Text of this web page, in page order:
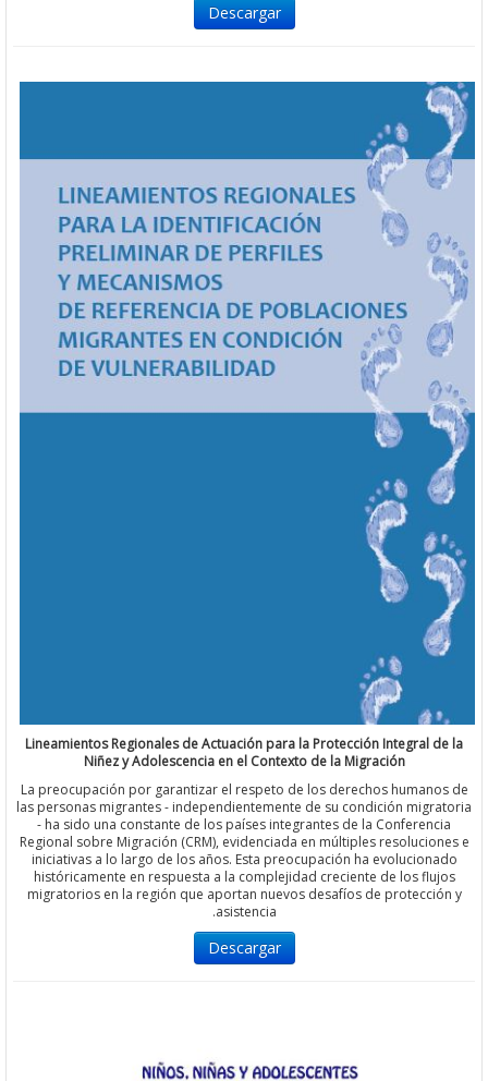
Descargar
Lineamientos Regionales de Actuación para la Protección Integral
Niñez y Adolescencia en el Contexto de la Migración
La preocupación por garantizar el respeto de los derechos
las personas migrantes - independientemente de su condición
- ha sido una constante de los países integrantes de la
Regional sobre Migración (CRM), evidenciada en múltiples
iniciativas a lo largo de los años. Esta preocupación ha
históricamente en respuesta a la complejidad creciente de los
migratorios en la región que aportan nuevos desafíos de
asistencia.
Descargar